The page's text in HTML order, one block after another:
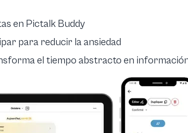
en Pictalk Buddy
para reducir la ansiedad
el tiempo abstracto en